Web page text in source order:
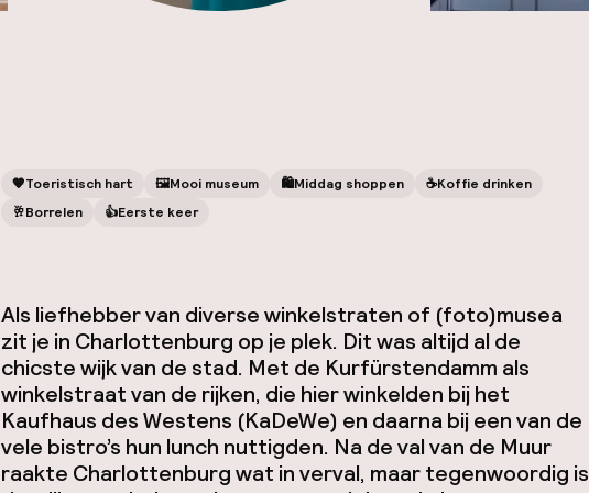
🧡Toeristisch hart 🖼Mooi museum 🛍Middag shoppen ☕️Koffie drinken
🥂Borrelen 👍Eerste keer
Als liefhebber van diverse winkelstraten of (foto)musea
zit je in Charlottenburg op je plek. Dit was altijd al de
chicste wijk van de stad. Met de Kurfürstendamm als
winkelstraat van de rijken, die hier winkelden bij het
Kaufhaus des Westens (KaDeWe) en daarna bij een van de
vele bistro’s hun lunch nuttigden. Na de val van de Muur
raakte Charlottenburg wat in verval, maar tegenwoordig is